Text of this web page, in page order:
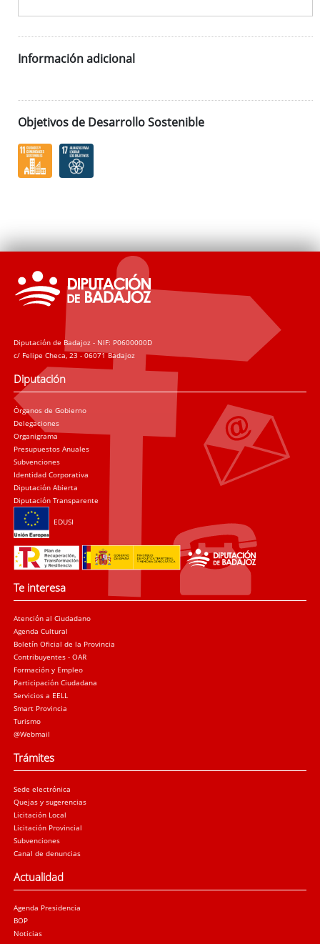
Información adicional
Objetivos de Desarrollo Sostenible
Diputación de Badajoz - NIF: P0600000D
c/ Felipe Checa, 23 - 06071 Badajoz
Diputación
Órganos de Gobierno
Delegaciones
Organigrama
Presupuestos Anuales
Subvenciones
Identidad Corporativa
Diputación Abierta
Diputación Transparente
EDUSI
Te interesa
Atención al Ciudadano
Agenda Cultural
Boletín Oficial de la Provincia
Contribuyentes - OAR
Formación y Empleo
Participación Ciudadana
Servicios a EELL
Smart Provincia
Turismo
@Webmail
Trámites
Sede electrónica
Quejas y sugerencias
Licitación Local
Licitación Provincial
Subvenciones
Canal de denuncias
Actualidad
Agenda Presidencia
BOP
Noticias